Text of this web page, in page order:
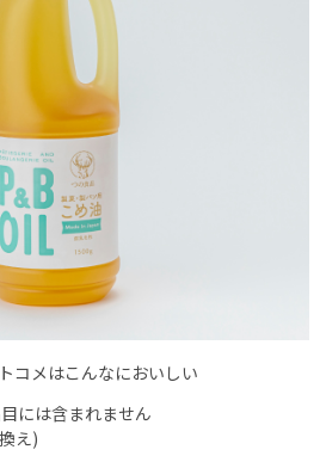
コメはこんなにおいしい
には含まれません
え)